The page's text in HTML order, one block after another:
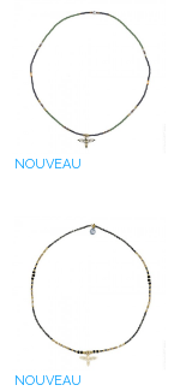
NOUVEAU
NOUVEAU